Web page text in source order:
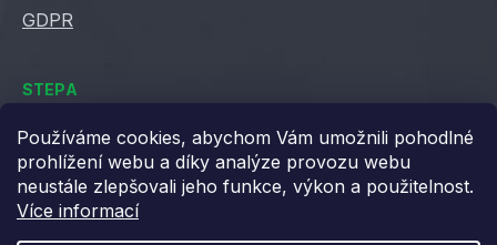
Používáme cookies, abychom Vám umožnili pohodlné
prohlížení webu a díky analýze provozu webu
neustále zlepšovali jeho funkce, výkon a použitelnost.
Více informací
GDPR
STEPA
Kontakty
Kariéra ve Stepě
Věrnostní slevy